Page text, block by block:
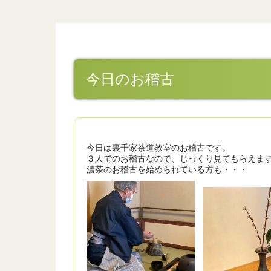
今日のお稽古
今日は裏千家茶道教室のお稽古です。
３人でのお稽古なので、じっくり見てもらえま
濃茶のお稽古を始められている方も・・・